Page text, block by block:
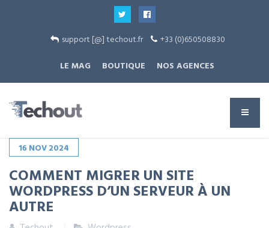
support [@] techout.fr
+33 (0)650508830
LE MAG
BOUTIQUE NOS AGENCES
16 NOV2024
COMMENT MIGRER UN SITE
WORDPRESS D’UN SERVEUR À UN
AUTRE